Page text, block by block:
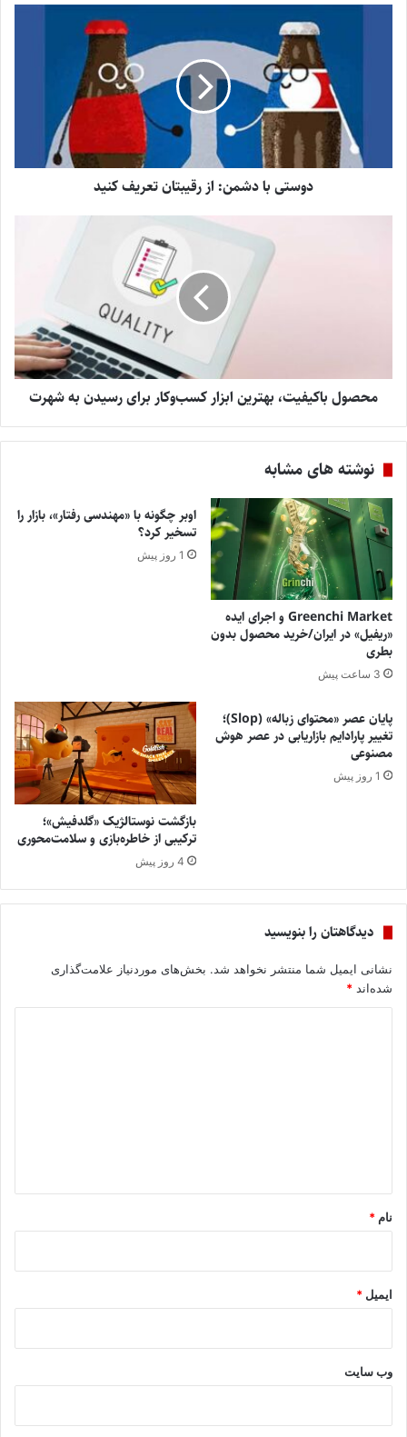
دوستی با دشمن: از رقیبتان تعریف کنید
محصول باکیفیت، بهترین ابزار کسب‌وکار برای رسیدن به شهرت
نوشته های مشابه
Greenchi Market و اجرای ایده
«ریفیل» در ایران/خرید محصول بدون
بطری
3 ساعت پیش
اوبر چگونه با «مهندسی رفتار»، بازار را
تسخیر کرد؟
1 روز پیش
پایان عصر «محتوای زباله» (Slop)؛
تغییر پارادایم بازاریابی در عصر هوش
مصنوعی
1 روز پیش
بازگشت نوستالژیک «گلدفیش»؛
ترکیبی از خاطره‌بازی و سلامت‌محوری
4 روز پیش
دیدگاهتان را بنویسید
نشانی ایمیل شما منتشر نخواهد شد. بخش‌های موردنیاز علامت‌گذاری
شده‌اند *
نام *
ایمیل *
وب‌ سایت